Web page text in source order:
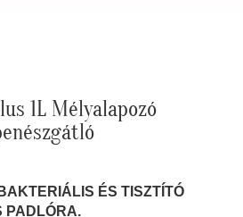
1L Mélyalapozó
ÉS TISZTÍTÓ
PADLÓRA.